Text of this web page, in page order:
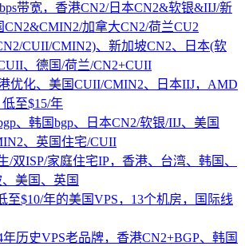
带宽，香港CN2/日本CN2&软银&IIJ/新
CN2&CMIN2/加拿大CN2/荷兰CU2
CUII/CMIN2)、新加坡CN2、日本(软
、德国/荷兰/CN2+CUII
优化、美国CUII/CMIN2、日本IIJ，AMD
至$15/年
、韩国bgp、日本CN2/软银/IIJ、美国
、英国住宅/CUII
/双ISP/家庭住宅IP，香港、台湾、韩国、
美国、英国
至$10/年的美国VPS，13个机房，国际线
年历史VPS老品牌，香港CN2+BGP、韩国